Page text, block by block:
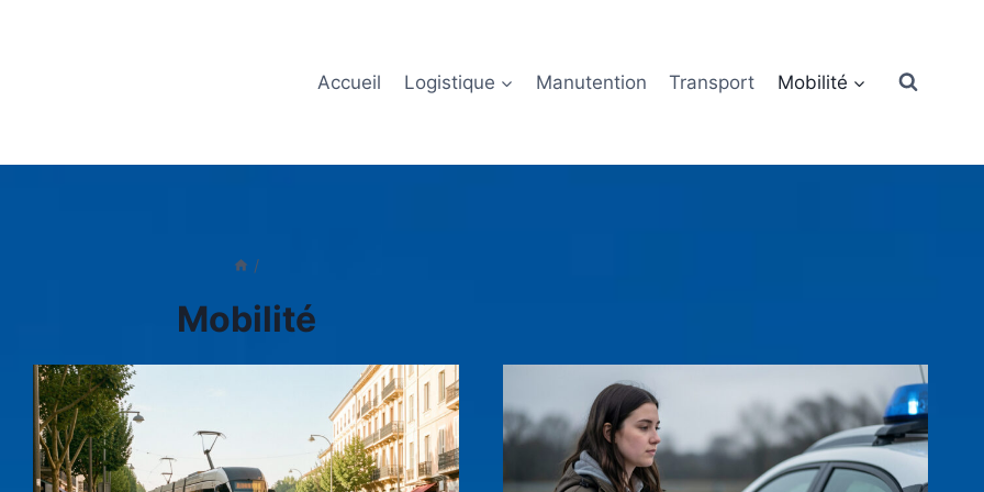
Accueil Logistique Manutention Transport Mobilité
/
Mobilité